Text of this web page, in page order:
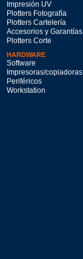
Impresión UV
Plotters Fotografía
Plotters Cartelería
Accesorios y Garantías
Plotters Corte
HARDWARE
Software
Impresoras/copiadoras
Periféricos
Workstation